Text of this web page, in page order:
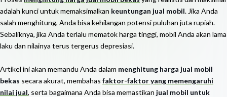
adalah kunci untuk memaksimalkan keuntungan jual mobil. Jika Anda
salah menghitung, Anda bisa kehilangan potensi puluhan juta rupiah.
Sebaliknya, jika Anda terlalu mematok harga tinggi, mobil Anda akan lama
laku dan nilainya terus tergerus depresiasi.
Artikel ini akan memandu Anda dalam menghitung harga jual mobil
bekas secara akurat, membahas faktor-faktor yang memengaruhi
nilai jual, serta bagaimana Anda bisa memastikan jual mobil untuk